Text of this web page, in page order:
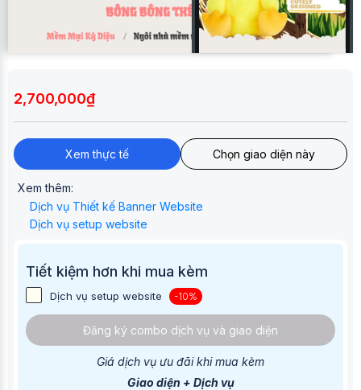
2,700,000₫
Xem thực tế Chọn giao diện này
Xem thêm:
Dịch vụ Thiết kế Banner Website
Dịch vụ setup website
Tiết kiệm hơn khi mua kèm
Dịch vụ setup website -10%
Đăng ký combo dịch vụ và giao diện
Giá dịch vụ ưu đãi khi mua kèm
Giao diện + Dịch vụ